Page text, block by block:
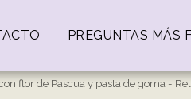
PREGUNTAS MÁS
flor de Pascua y pasta de goma -